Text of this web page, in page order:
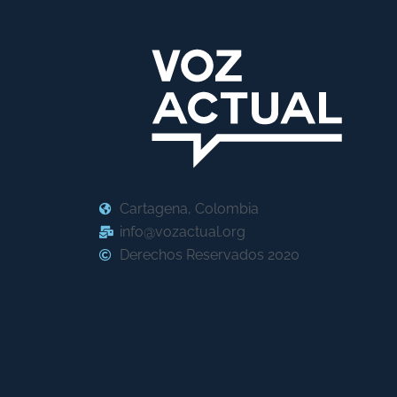
Cartagena, Colombia
info@vozactual.org
Derechos Reservados 2020